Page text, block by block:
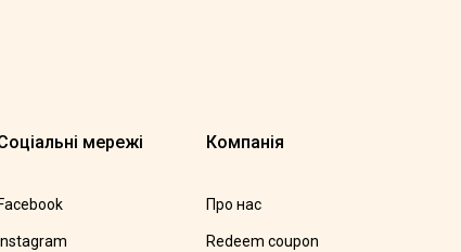
мережі
Facebook
Instagram
Компанія
Про нас
Redeem coupon